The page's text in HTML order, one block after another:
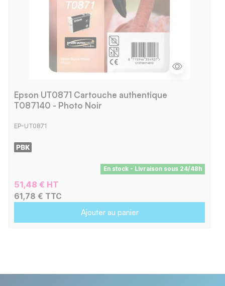
Epson UT0871 Cartouche authentique
T087140 - Photo Noir
EP-UT0871
En stock - Livraison sous 24/48h
51,48 € HT
61,78 € TTC
Ajouter au panier